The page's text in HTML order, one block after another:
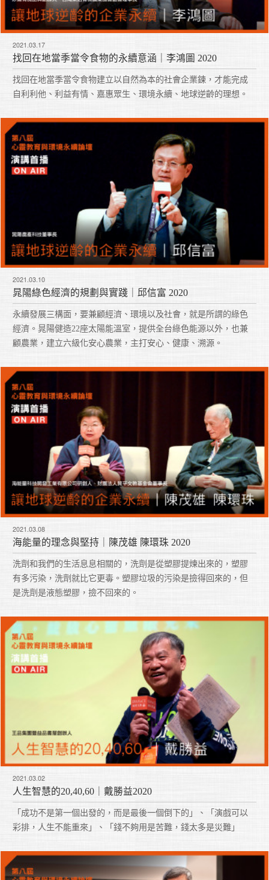
2021.03.17
找回在地當季當令食物的永續意涵｜李鴻圖 2020
找回在地當季當令食物建立以自然為本的社會企業鍊，才能完成
自利利他、利益有情、嘉惠眾生、環境永續、地球逆齡的理想。
2021.03.10
晁陽綠色經濟的規劃與實踐｜邱信富 2020
永續發展三構面，要兼顧經濟、環境以及社會，就是所謂的綠色
經濟。晁陽健造22座太陽能溫室，提供全台綠色能源以外，也兼
顧農業，建立六級化安心農業，主打安心、健康、溯源。
2021.03.08
海能量的理念與堅持｜陳茂雄 陳環珠 2020
洗劑和我們的生活息息相關的，洗劑是從塑膠提煉出來的，塑膠
有多污染，洗劑就比它更毒。塑膠垃圾的污染是撿得回來的，但
是洗劑是液態塑膠，撿不回來的。
2021.03.02
人生智慧的20,40,60｜戴勝益2020
「成功不是第一個出發的，而是最後一個倒下的」、「演戲可以
彩排，人生不能重來」、「錢不夠用是苦難，錢太多是災難」